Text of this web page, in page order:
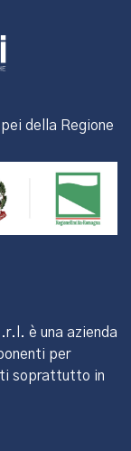
della Regione
è una azienda
per
soprattutto in